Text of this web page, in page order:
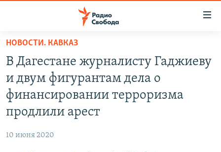
упрощенного
доступа
основному
содержанию
Вернутся
ПОДКАСТЫ
АВТОРСКИЕ ПРОЕКТЫ
НОВОСТИ. КАВКАЗ
В Дагестане журналисту Гаджиеву
и двум фигурантам дела о
финансировании терроризма
продлили арест
10 июня 2020